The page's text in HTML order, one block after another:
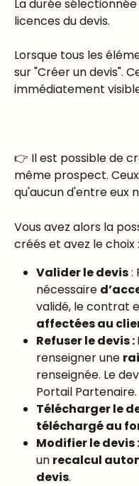
La durée
licences du devis.
Lorsque tous les
sur "Créer un devis".
immédiatement
👉 Il est possible de
même prospect.
qu'aucun d'entre eux
Vous avez alors la
créés et avez le choix :
Valider le devis :
nécessaire
validé, le contrat
affectées au
Refuser le devis :
renseigner une
renseignée. Le
Portail Partenaire.
Télécharger le
téléchargé au
Modifier le devis :
un recalcul
devis.